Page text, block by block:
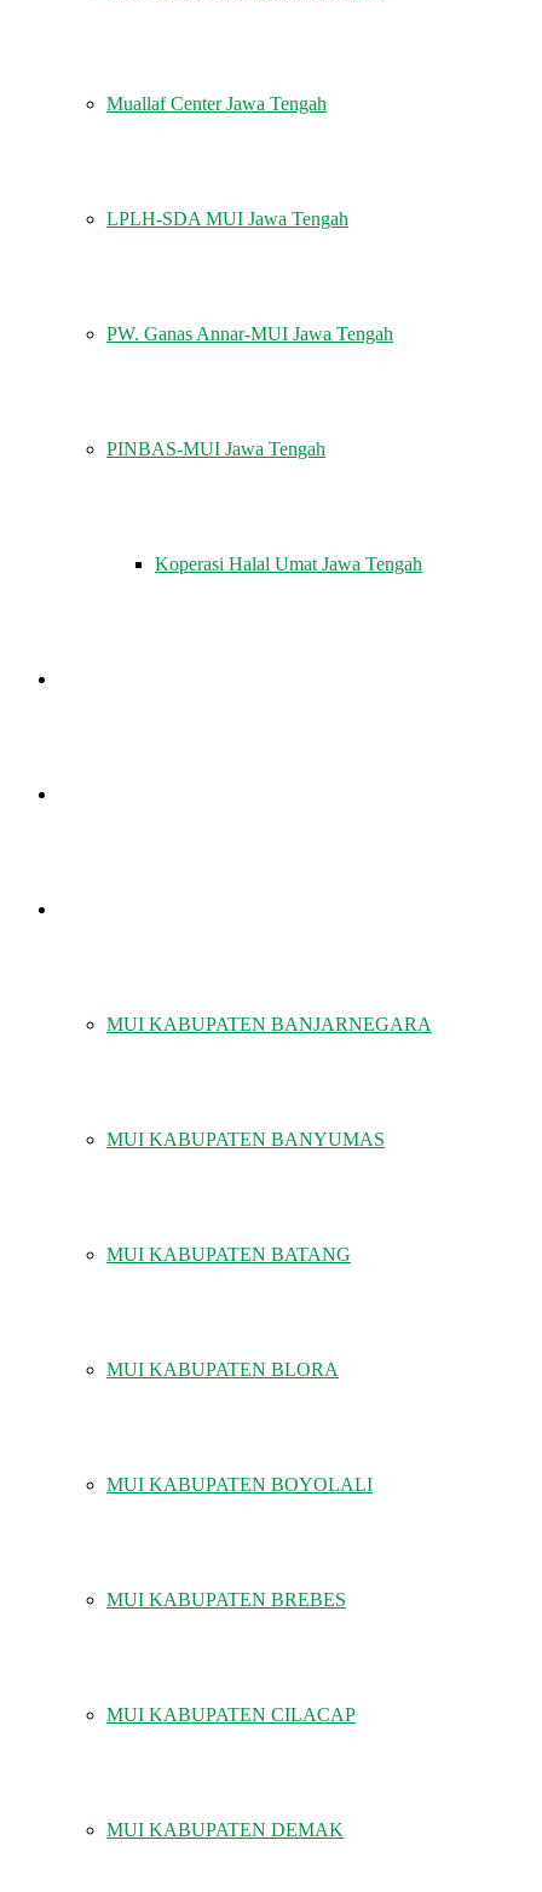
Muallaf Center Jawa Tengah
LPLH-SDA MUI Jawa Tengah
PW. Ganas Annar-MUI Jawa Tengah
PINBAS-MUI Jawa Tengah
Koperasi Halal Umat Jawa Tengah
MUI KABUPATEN BANJARNEGARA
MUI KABUPATEN BANYUMAS
MUI KABUPATEN BATANG
MUI KABUPATEN BLORA
MUI KABUPATEN BOYOLALI
MUI KABUPATEN BREBES
MUI KABUPATEN CILACAP
MUI KABUPATEN DEMAK